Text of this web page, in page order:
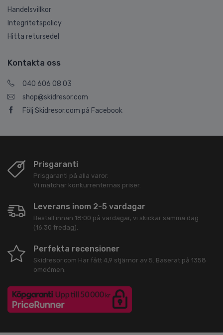
Handelsvillkor
Integritetspolicy
Hitta retursedel
Kontakta oss
040 606 08 03
shop@skidresor.com
Följ Skidresor.com på Facebook
Prisgaranti
Prisgaranti på alla varor.
Vi matchar konkurrenternas priser.
Leverans inom 2-5 vardagar
Beställ innan 18:00 på vardagar, vi skickar samma dag
(16:30 fredag).
Perfekta recensioner
Skidresor.com Har fått 4,9 stjärnor av 5. Baserat på 1358
omdömen.